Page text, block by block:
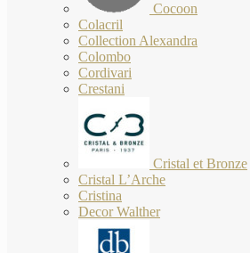
Cocoon
Colacril
Collection Alexandra
Colombo
Cordivari
Crestani
Cristal et Bronze
Cristal L’Arche
Cristina
Decor Walther